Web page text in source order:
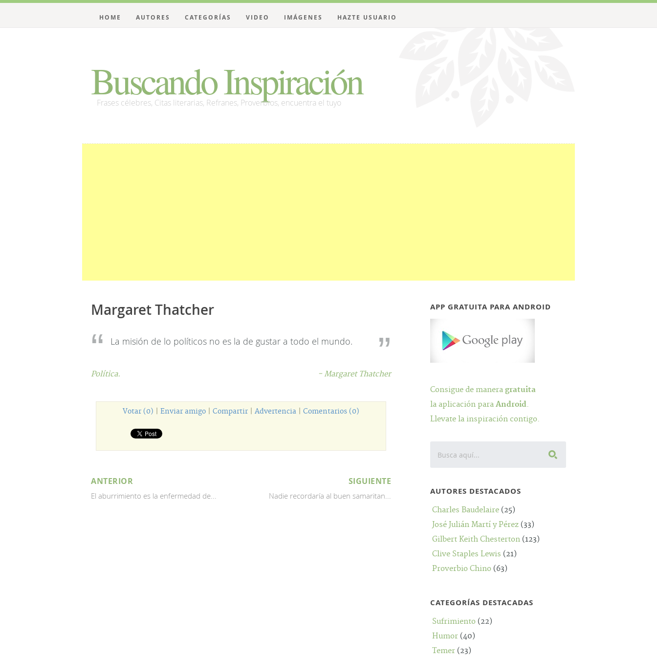
Buscando Inspiración
Frases célebres, Citas literarias, Refranes, Proverbios, encuentra el tuyo
HOME AUTORES CATEGORÍAS VIDEO IMÁGENES HAZTE USUARIO
Margaret Thatcher
La misión de lo políticos no es la de gustar a todo el mundo.
Política. - Margaret Thatcher
Votar (0) Enviar amigo Compartir Advertencia Comentarios (0)
ANTERIOR
El aburrimiento es la enfermedad de...
SIGUIENTE
Nadie recordaría al buen samaritan...
APP GRATUITA PARA ANDROID
Consigue de maneragratuita
la aplicación paraAndroid.
Llevate la inspiración contigo.
AUTORES DESTACADOS
Charles Baudelaire (25)
José Julián Martí y Pérez (33)
Gilbert Keith Chesterton (123)
Clive Staples Lewis (21)
Proverbio Chino (63)
CATEGORÍAS DESTACADAS
Sufrimiento (22)
Humor (40)
Temer (23)